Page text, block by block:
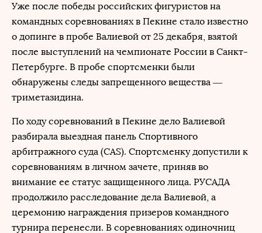
Уже после победы российских фигуристов на
командных соревнованиях в Пекине стало известно
о допинге в пробе Валиевой от 25 декабря, взятой
после выступлений на чемпионате России в Санкт-
Петербурге. В пробе спортсменки были
обнаружены следы запрещенного вещества —
триметазидина.
По ходу соревнований в Пекине дело Валиевой
разбирала выездная панель Спортивного
арбитражного суда (CAS). Спортсменку допустили к
соревнованиям в личном зачете, приняв во
внимание ее статус защищенного лица. РУСАДА
продолжило расследование дела Валиевой, а
церемонию награждения призеров командного
турнира перенесли. В соревнованиях одиночниц